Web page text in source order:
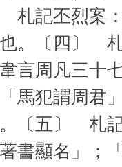
札記丕烈案
。〔四〕
韋言周凡三十
馬犯謂周君
〔五〕 札
書顯名」；